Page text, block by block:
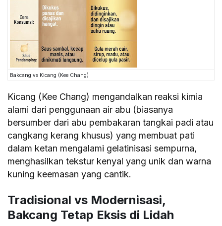
Bakcang vs Kicang (Kee Chang)
Kicang (Kee Chang) mengandalkan reaksi kimia
alami dari penggunaan air abu (biasanya
bersumber dari abu pembakaran tangkai padi atau
cangkang kerang khusus) yang membuat pati
dalam ketan mengalami gelatinisasi sempurna,
menghasilkan tekstur kenyal yang unik dan warna
kuning keemasan yang cantik.
Tradisional vs Modernisasi,
Bakcang Tetap Eksis di Lidah